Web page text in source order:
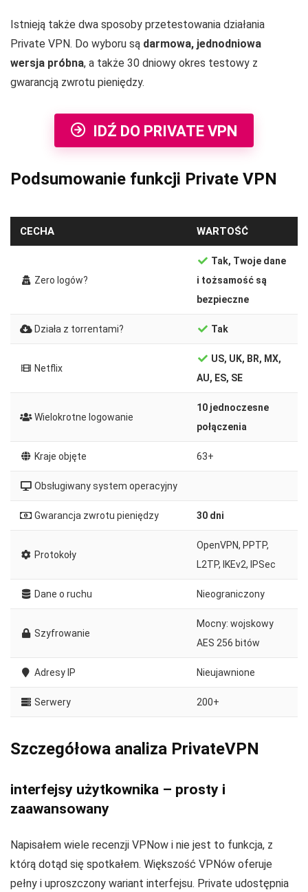
Istnieją także dwa sposoby przetestowania działania
Private VPN. Do wyboru są darmowa, jednodniowa
wersja próbna, a także 30 dniowy okres testowy z
gwarancją zwrotu pieniędzy.
IDŹ DO PRIVATE VPN
Podsumowanie funkcji Private VPN
CECHA WARTOŚĆ
Zero logów?
Tak, Twoje dane
i tożsamość są
bezpieczne
Działa z torrentami? Tak
Netflix
US, UK, BR, MX,
AU, ES, SE
Wielokrotne logowanie
10 jednoczesne
połączenia
Kraje objęte 63+
Obsługiwany system operacyjny
Gwarancja zwrotu pieniędzy 30 dni
Protokoły
OpenVPN, PPTP,
L2TP, IKEv2, IPSec
Dane o ruchu Nieograniczony
Szyfrowanie
Mocny: wojskowy
AES 256 bitów
Adresy IP Nieujawnione
Serwery 200+
Szczegółowa analiza PrivateVPN
interfejsy użytkownika – prosty i
zaawansowany
Napisałem wiele recenzji VPNow i nie jest to funkcja, z
którą dotąd się spotkałem. Większość VPNów oferuje
pełny i uproszczony wariant interfejsu. Private udostępnia